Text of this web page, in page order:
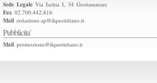
Sede LegaleVia Ischia I, 34 Grottammare
Fax 02.700.442.816
Mailredazione.ap@ilquotidiano.it
Pubblicita'
Mailpromozione@ilquotidiano.it